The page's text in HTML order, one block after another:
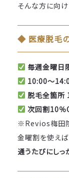
そんな方に向け
◆ 医療脱毛の
毎週金曜日
10:00〜
脱毛全箇所
次回割10％
※Revios梅田
金曜割を使えば
通うたびにしっ